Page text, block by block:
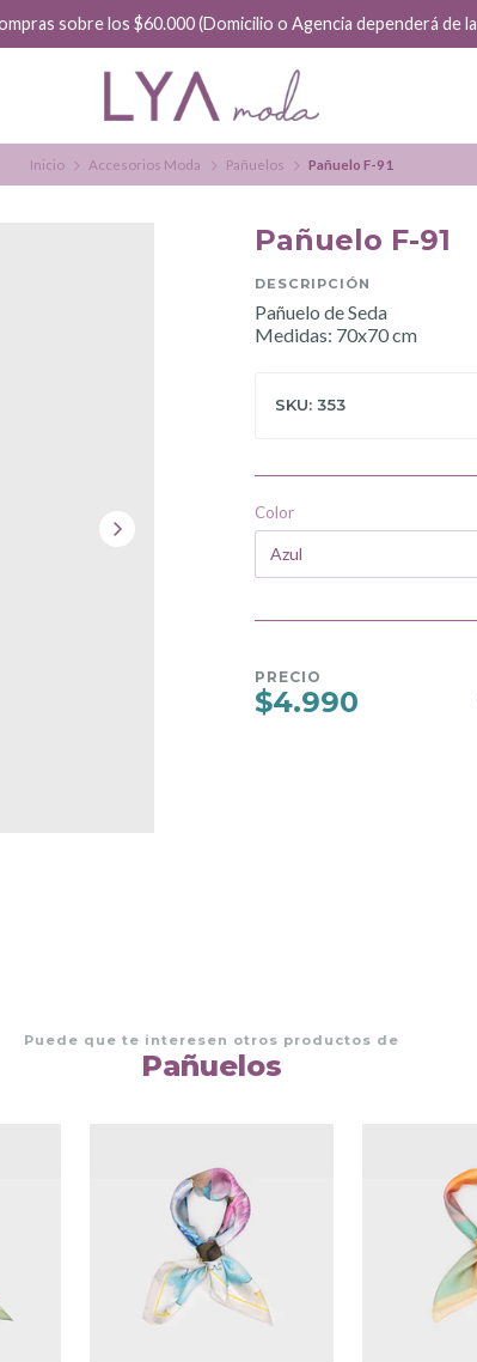
sobre los $60.000 (Domicilio o Agencia dependerá de
Inicio Accesorios Moda Pañuelos Pañuelo F-91
Pañuelo F-91
DESCRIPCIÓN
Pañuelo de Seda
Medidas: 70x70 cm
SKU: 353
Color
PRECIO
$4.990
Puede que te interesen otros productos de
Pañuelos